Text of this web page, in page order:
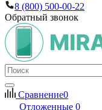
8 (800) 500-00-22
Обратный звонок
Сравнение0
Отложенные 0